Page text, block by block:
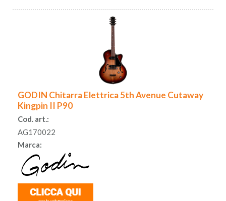
GODIN Chitarra Elettrica 5th Avenue Cutaway
Kingpin II P90
Cod. art.:
AG170022
Marca: